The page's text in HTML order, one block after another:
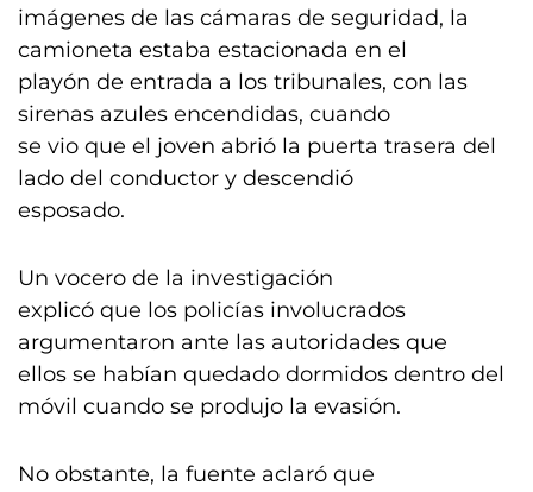
imágenes de las cámaras de seguridad, la
camioneta estaba estacionada en el
playón de entrada a los tribunales, con las
sirenas azules encendidas, cuando
se vio que el joven abrió la puerta trasera del
lado del conductor y descendió
esposado.
Un vocero de la investigación
explicó que los policías involucrados
argumentaron ante las autoridades que
ellos se habían quedado dormidos dentro del
móvil cuando se produjo la evasión.
No obstante, la fuente aclaró que